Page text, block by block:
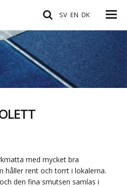
SV EN DK
med mycket bra
håller rent och torrt i lokalerna.
den fina smutsen samlas i